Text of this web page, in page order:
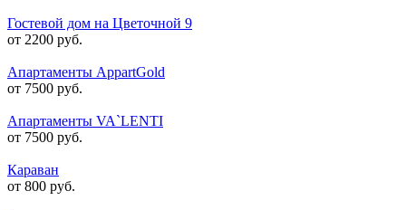
Гостевой дом на Цветочной 9
от 2200 руб.
Апартаменты AppartGold
от 7500 руб.
Апартаменты VA`LENTI
от 7500 руб.
Караван
от 800 руб.